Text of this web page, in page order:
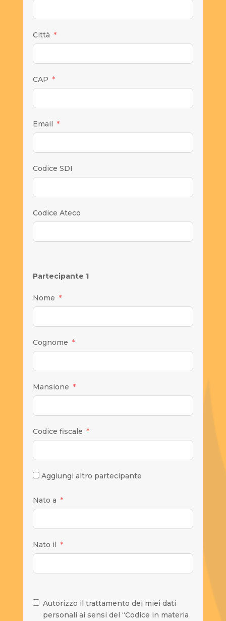
Città
CAP
Email
Codice SDI
Codice Ateco
Partecipante 1
Nome
Cognome
Mansione
Codice fiscale
Aggiungi altro partecipante
Nato a
Nato il
Autorizzo il trattamento dei miei dati
personali ai sensi del “Codice in materia